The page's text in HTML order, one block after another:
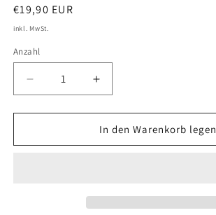
Normaler
Preis
€19,90 EUR
inkl. MwSt.
Anzahl
Verringere
die
Menge
Brennnesselwurzel
Erhöhe
die
Menge
für
Brennnesselwurzel
In den Warenkorb legen